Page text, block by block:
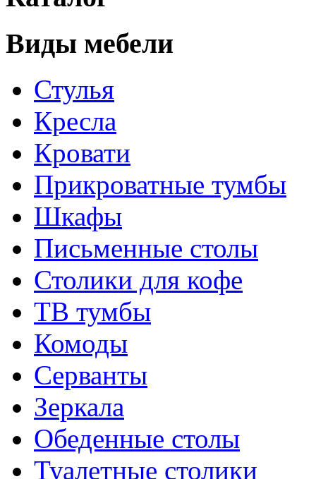
Виды мебели
Стулья
Кресла
Кровати
Прикроватные тумбы
Шкафы
Письменные столы
Столики для кофе
ТВ тумбы
Комоды
Серванты
Зеркала
Обеденные столы
Туалетные столики